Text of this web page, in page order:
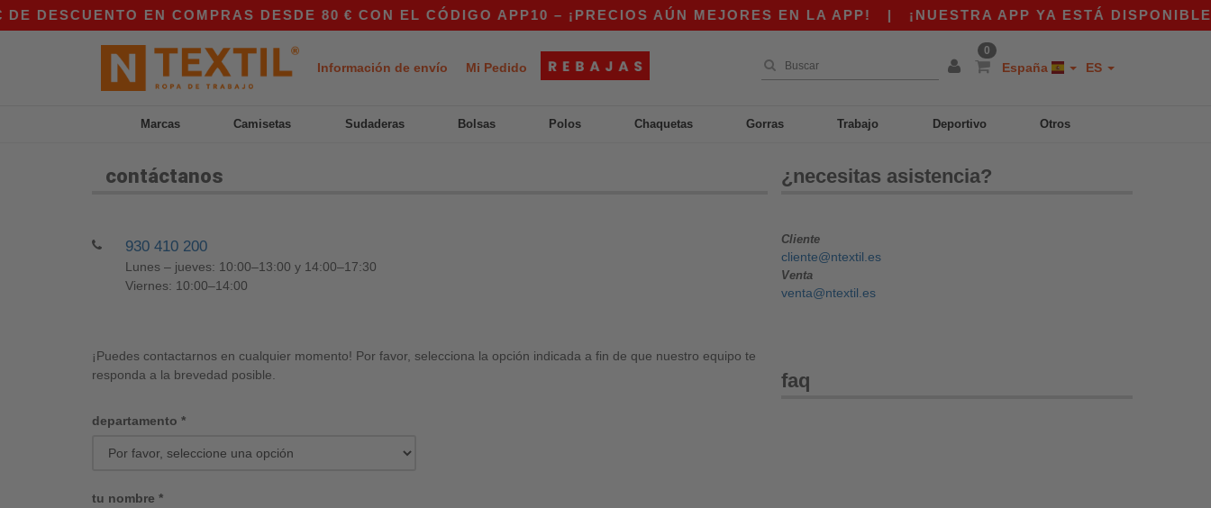
EN COMPRAS DESDE 80 € CON EL CÓDIGO APP10 – ¡PRECIOS AÚN MEJORES EN LA APP!| ¡NUESTRA APP YA ESTÁ DISPONIBLE!
Información de envío Mi Pedido
0
España ES
Marcas Camisetas Sudaderas Bolsas Polos Chaquetas Gorras Trabajo Deportivo Otros
contáctanos
930 410 200
Lunes – jueves: 10:00–13:00 y 14:00–17:30
Viernes: 10:00–14:00
¡Puedes contactarnos en cualquier momento! Por favor, selecciona la opción indicada a fin de que nuestro equipo te
responda a la brevedad posible.
departamento *
tu nombre *
¿necesitas asistencia?
Cliente
cliente@ntextil.es
Venta
venta@ntextil.es
faq